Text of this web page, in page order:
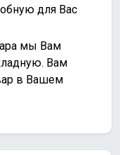
для Вас
мы Вам
Вам
в Вашем